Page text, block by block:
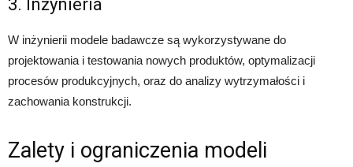
3. Inżynieria
W inżynierii modele badawcze są wykorzystywane do
projektowania i testowania nowych produktów, optymalizacji
procesów produkcyjnych, oraz do analizy wytrzymałości i
zachowania konstrukcji.
Zalety i ograniczenia modeli